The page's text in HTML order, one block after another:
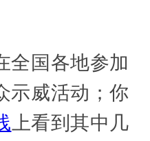
全国各地参加
示威活动；你
上看到其中几